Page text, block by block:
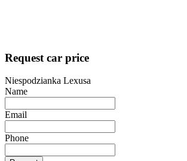
Request car price
Niespodzianka Lexusa
Name
Email
Phone